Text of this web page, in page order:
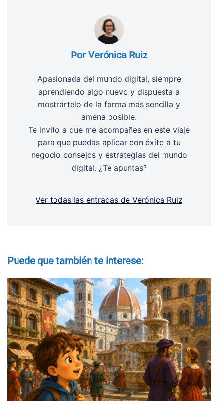
Por Verónica Ruiz
Apasionada del mundo digital, siempre
aprendiendo algo nuevo y dispuesta a
mostrártelo de la forma más sencilla y
amena posible.
Te invito a que me acompañes en este viaje
para que puedas aplicar con éxito a tu
negocio consejos y estrategias del mundo
digital. ¿Te apuntas?
Ver todas las entradas de Verónica Ruiz
Puede que también te interese: